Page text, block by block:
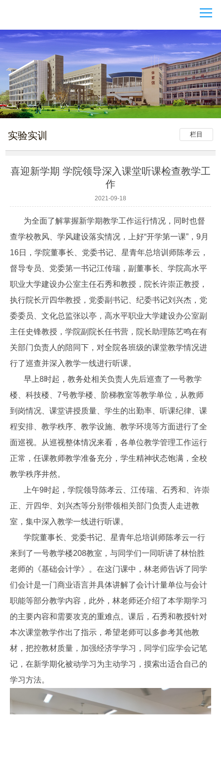
栏目
实验实训
喜迎新学期 学院领导深入课堂听课检查教学工
作
2021-09-18
为全面了解掌握新学期教学工作运行情况，同时也督
查学校教风、学风建设落实情况，上好“开学第一课”，9月
16日，学院董事长、党委书记、星青年总培训师陈孝云，
督导专员、党委第一书记江传瑞，副董事长、学院高水平
职业大学建设办公室主任石秀和教授，院长许崇正教授，
执行院长亓四华教授，党委副书记、纪委书记刘兴杰，党
委委员、文化总监张以亭，高水平职业大学建设办公室副
主任史锋教授，学院副院长任书营，院长助理陈艺鸣在有
关部门负责人的陪同下，对全院各班级的课堂教学情况进
行了巡查并深入教学一线进行听课。
早上8时起，教务处相关负责人先后巡查了一号教学
楼、科技楼、7号教学楼、阶梯教室等教学单位，从教师
到岗情况、课堂讲授质量、学生的出勤率、听课纪律、课
程安排、教学秩序、教学设施、教学环境等方面进行了全
面巡视。从巡视整体情况来看，各单位教学管理工作运行
正常，任课教师教学准备充分，学生精神状态饱满，全校
教学秩序井然。
上午9时起，学院领导陈孝云、江传瑞、石秀和、许崇
正、亓四华、刘兴杰等分别带领相关部门负责人走进教
室，集中深入教学一线进行听课。
学院董事长、党委书记、星青年总培训师陈孝云一行
来到了一号教学楼208教室，与同学们一同听讲了林怡胜
老师的《基础会计学》。在这门课中，林老师告诉了同学
们会计是一门商业语言并具体讲解了会计计量单位与会计
职能等部分教学内容，此外，林老师还介绍了本学期学习
的主要内容和需要攻克的重难点。课后，石秀和教授针对
本次课堂教学作出了指示，希望老师可以多参考其他教
材，把控教材质量，加强经济学学习，同学们应学会记笔
记，在新学期化被动学习为主动学习，摸索出适合自己的
学习方法。